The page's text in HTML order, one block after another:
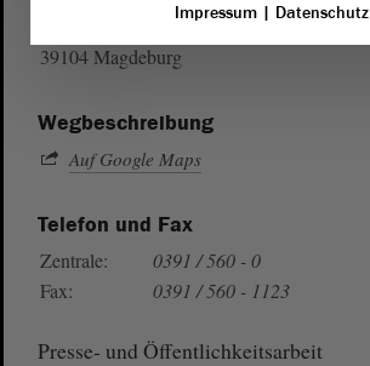
39104 Magdeburg
Wegbeschreibung
Auf Google Maps
Telefon und Fax
Zentrale:
0391 / 560 - 0
Fax:
0391 / 560 - 1123
Presse- und Öffentlichkeitsarbeit
Impressum| Datenschutz